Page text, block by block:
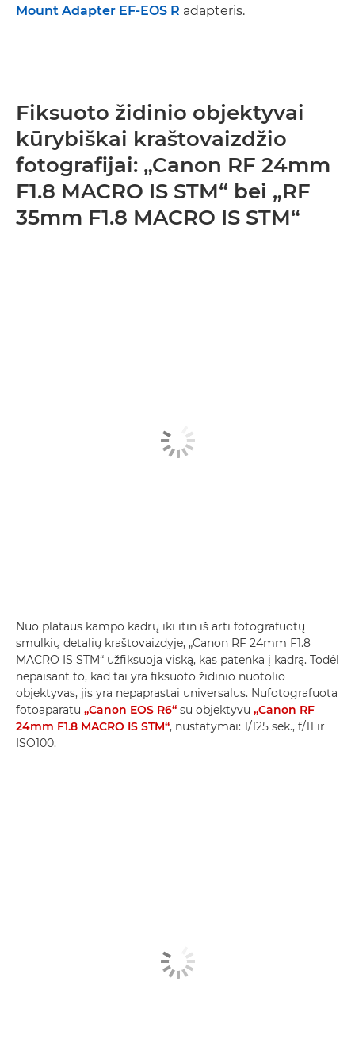
Mount Adapter EF-EOS R adapteris.
Fiksuoto židinio objektyvai
kūrybiškai kraštovaizdžio
fotografijai: „Canon RF 24mm
F1.8 MACRO IS STM“ bei „RF
35mm F1.8 MACRO IS STM“
Nuo plataus kampo kadrų iki itin iš arti fotografuotų
smulkių detalių kraštovaizdyje, „Canon RF 24mm F1.8
MACRO IS STM“ užfiksuoja viską, kas patenka į kadrą. Todėl
nepaisant to, kad tai yra fiksuoto židinio nuotolio
objektyvas, jis yra nepaprastai universalus. Nufotografuota
fotoaparatu „Canon EOS R6“ su objektyvu „Canon RF
24mm F1.8 MACRO IS STM“, nustatymai: 1/125 sek., f/11 ir
ISO100.